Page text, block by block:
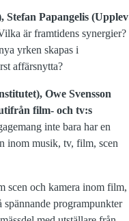
Papangelis (Upplev
är framtidens synergier?
yrken skapas i
affärsnytta?
Owe Svensson
film- och tv:s
inte bara har en
inom musik, tv, film, scen
scen och kamera inom film,
programpunkter